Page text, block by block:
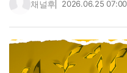
채널후 2026.06.25 07:00